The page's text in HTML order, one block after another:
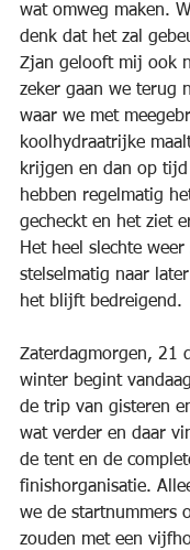
wat omweg maken.
denk dat het zal
Zjan gelooft mij ook
zeker gaan we terug
waar we met
koolhydraatrijke
krijgen en dan op tijd
hebben regelmatig
gecheckt en het ziet
Het heel slechte
stelselmatig naar
het blijft bedreigend.
Zaterdagmorgen, 21
winter begint
de trip van gisteren
wat verder en daar
de tent en de
finishorganisatie.
we de startnummers
zouden met een